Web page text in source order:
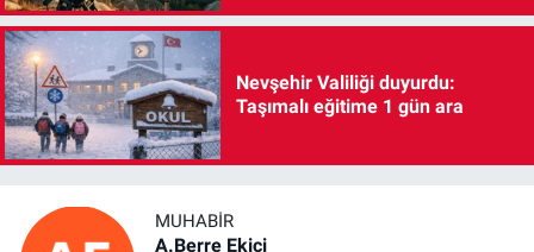
Nevşehir Valiliği duyurdu:
Taşımalı eğitime 1 gün ara
MUHABIR
A.Berre Ekici